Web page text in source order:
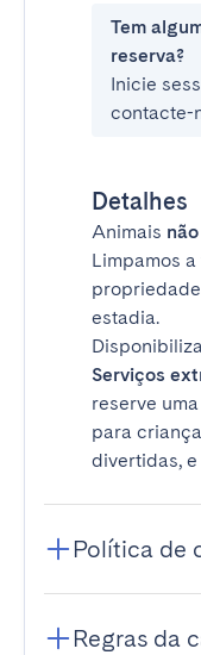
Tem
reserva?
Inicie
contacte-
Detalhes
Animais
Limpamos
estadia.
Serviços
reserve
para
divertidas, e
Política de
Regras da